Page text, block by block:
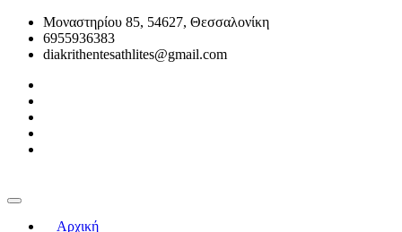
Μοναστηρίου 85, 54627, Θεσσαλονίκη
6955936383
diakrithentesathlites@gmail.com
Αρχική